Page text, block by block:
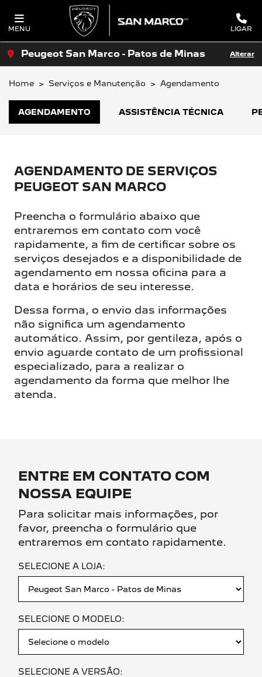
MENU LIGAR
Peugeot San Marco - Patos de Minas Alterar
Home Serviços e Manutenção Agendamento
ASSISTÊNCIA TÉCNICA
AGENDAMENTO
AGENDAMENTO DE SERVIÇOS
PEUGEOT SAN MARCO
Preencha o formulário abaixo que
entraremos em contato com você
rapidamente, a fim de certificar sobre os
serviços desejados e a disponibilidade de
agendamento em nossa oficina para a
data e horários de seu interesse.
Dessa forma, o envio das informações
não significa um agendamento
automático. Assim, por gentileza, após o
envio aguarde contato de um profissional
especializado, para a realizar o
agendamento da forma que melhor lhe
atenda.
ENTRE EM CONTATO COM
NOSSA EQUIPE
Para solicitar mais informações, por
favor, preencha o formulário que
entraremos em contato rapidamente.
SELECIONE A LOJA:
SELECIONE O MODELO:
SELECIONE A VERSÃO: